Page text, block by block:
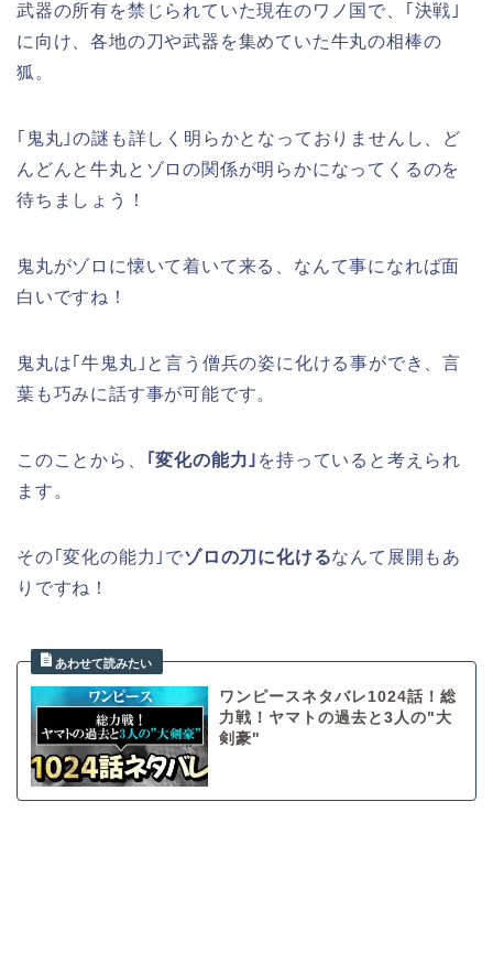
武器の所有を禁じられていた現在のワノ国で、｢決戦｣
に向け、各地の刀や武器を集めていた牛丸の相棒の
狐。
｢鬼丸｣の謎も詳しく明らかとなっておりませんし、ど
んどんと牛丸とゾロの関係が明らかになってくるのを
待ちましょう！
鬼丸がゾロに懐いて着いて来る、なんて事になれば面
白いですね！
鬼丸は｢牛鬼丸｣と言う僧兵の姿に化ける事ができ、言
葉も巧みに話す事が可能です。
このことから、 ｢変化の能力｣ を持っていると考えられ
ます。
その｢変化の能力｣でゾロの刀に化けるなんて展開もあ
りですね！
ワンピースネタバレ1024話！総
力戦！ヤマトの過去と3人の"大
剣豪"